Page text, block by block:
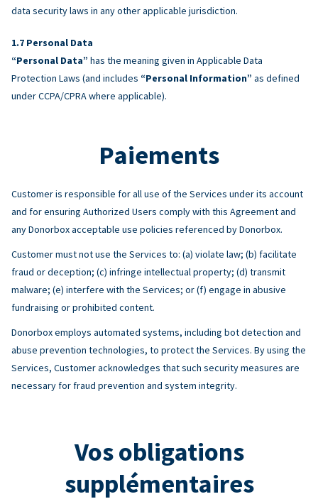
data security laws in any other applicable jurisdiction.
Personal Data
“Personal Data” has the meaning given in Applicable Data
Protection Laws (and includes “Personal Information” as defined
under CCPA/CPRA where applicable).
Paiements
Customer is responsible for all use of the Services under its account
and for ensuring Authorized Users comply with this Agreement and
any Donorbox acceptable use policies referenced by Donorbox.
Customer must not use the Services to: (a) violate law; (b) facilitate
fraud or deception; (c) infringe intellectual property; (d) transmit
malware; (e) interfere with the Services; or (f) engage in abusive
fundraising or prohibited content.
Donorbox employs automated systems, including bot detection and
abuse prevention technologies, to protect the Services. By using the
Services, Customer acknowledges that such security measures are
necessary for fraud prevention and system integrity.
Vos obligations
supplémentaires